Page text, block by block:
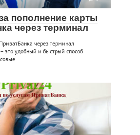
пополнение карты
через терминал
через терминал
это удобный и быстрый способ